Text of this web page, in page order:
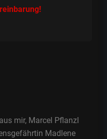
mir, Marcel Pflanzl
Madlene